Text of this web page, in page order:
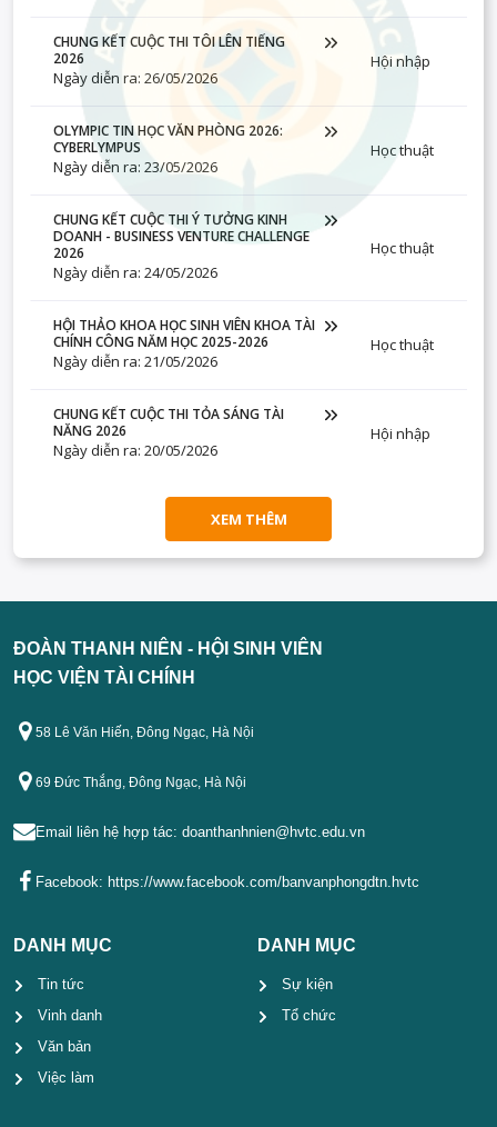
CHUNG KẾT CUỘC THI TÔI LÊN TIẾNG
2026
Ngày diễn ra: 26/05/2026
Hội nhập
OLYMPIC TIN HỌC VĂN PHÒNG 2026:
CYBERLYMPUS
Ngày diễn ra: 23/05/2026
Học thuật
CHUNG KẾT CUỘC THI Ý TƯỞNG KINH
DOANH - BUSINESS VENTURE CHALLENGE
2026
Ngày diễn ra: 24/05/2026
Học thuật
HỘI THẢO KHOA HỌC SINH VIÊN KHOA TÀI
CHÍNH CÔNG NĂM HỌC 2025-2026
Ngày diễn ra: 21/05/2026
Học thuật
CHUNG KẾT CUỘC THI TỎA SÁNG TÀI
NĂNG 2026
Ngày diễn ra: 20/05/2026
Hội nhập
XEM THÊM
ĐOÀN THANH NIÊN - HỘI SINH VIÊN
HỌC VIỆN TÀI CHÍNH
58 Lê Văn Hiến, Đông Ngạc, Hà Nội
69 Đức Thắng, Đông Ngạc, Hà Nội
Email liên hệ hợp tác: doanthanhnien@hvtc.edu.vn
Facebook: https://www.facebook.com/banvanphongdtn.hvtc
DANH MỤC
Tin tức
Vinh danh
Văn bản
Việc làm
DANH MỤC
Sự kiện
Tổ chức